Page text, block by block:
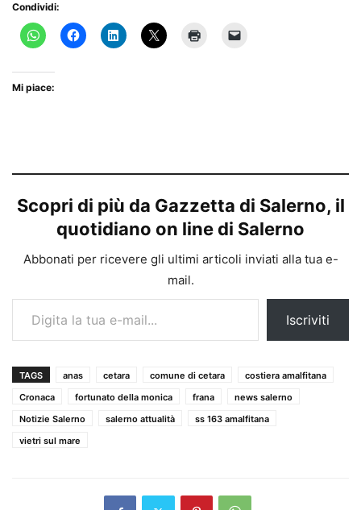
Condividi:
Mi piace:
Scopri di più da Gazzetta di Salerno, il
quotidiano on line di Salerno
Abbonati per ricevere gli ultimi articoli inviati alla tua e-
mail.
Digita la tua e-mail...
Iscriviti
TAGS anas cetara comune di cetara
costiera amalfitana
Cronaca
fortunato della monica frana
news salerno
Notizie Salerno
salerno attualità
ss 163 amalfitana
vietri sul mare